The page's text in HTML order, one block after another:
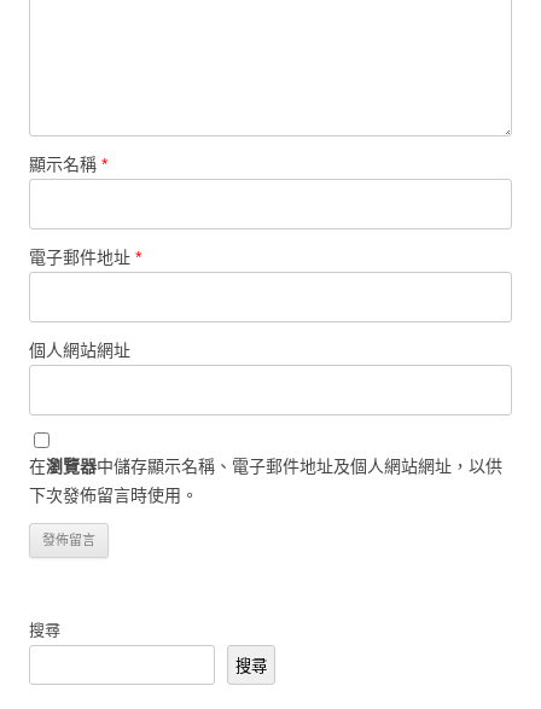
顯示名稱 *
電子郵件地址 *
個人網站網址
在瀏覽器中儲存顯示名稱、電子郵件地址及個人網站網址，以供
下次發佈留言時使用。
搜尋
搜尋